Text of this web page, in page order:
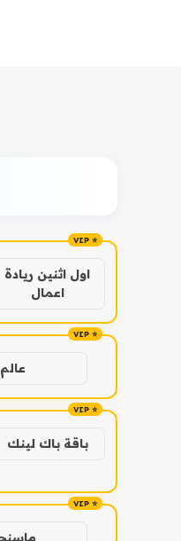
اول اثنين ريادة
اعمال
باقة باك لينك